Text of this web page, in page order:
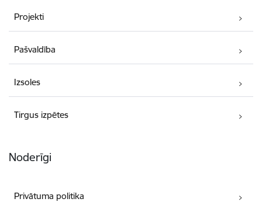
Projekti
Pašvaldība
Izsoles
Tirgus izpētes
Noderīgi
Privātuma politika